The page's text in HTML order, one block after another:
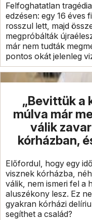
Felfoghatatlan
edzésen: egy 16 éves
rosszul lett, majd
megpróbálták
már nem tudták
pontos okát jelenleg
„Bevittük a
múlva már
válik
kórházban,
Előfordul, hogy egy
visznek kórházba,
válik, nem ismeri fel a
aluszékony lesz. Ez
gyakran kórházi
segíthet a család?